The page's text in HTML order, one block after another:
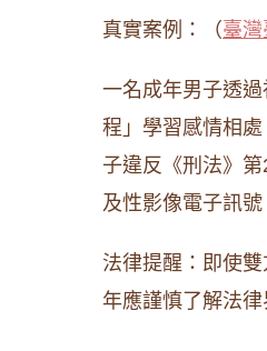
真實案例：（臺
一名成年男子透
程」學習感情相
子違反《刑法》
及性影像電子訊
法律提醒：即使
年應謹慎了解法